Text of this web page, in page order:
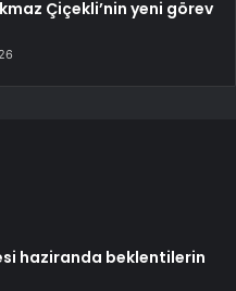
Çiçekli’nin yeni görev
haziranda beklentilerin